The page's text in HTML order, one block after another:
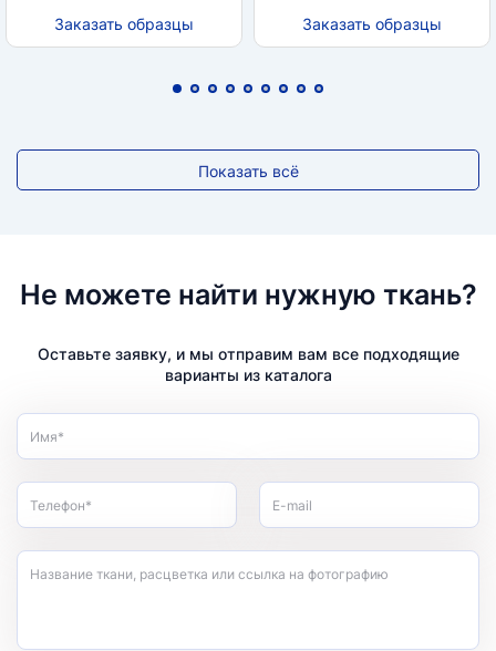
Заказать образцы Заказать образцы
Показать всё
Не можете найти нужную ткань?
Оставьте заявку, и мы отправим вам все подходящие
варианты из каталога
Имя*
Телефон* E-mail
Название ткани, расцветка или ссылка на фотографию